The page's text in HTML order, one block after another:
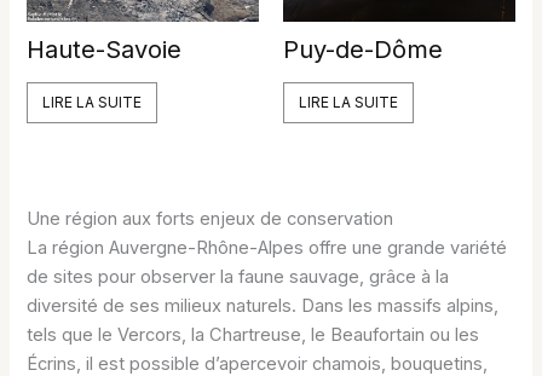
Haute-Savoie
LIRE LA SUITE
Puy-de-Dôme
LIRE LA SUITE
Une région aux forts enjeux de conservation
La région Auvergne-Rhône-Alpes offre une grande variété
de sites pour observer la faune sauvage, grâce à la
diversité de ses milieux naturels. Dans les massifs alpins,
tels que le Vercors, la Chartreuse, le Beaufortain ou les
Écrins, il est possible d’apercevoir chamois, bouquetins,